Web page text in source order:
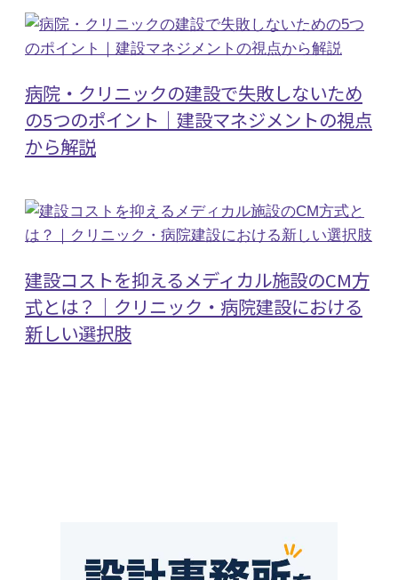
病院・クリニックの建設で失敗しないため
の5つのポイント｜建設マネジメントの視点
から解説
建設コストを抑えるメディカル施設のCM方
式とは？｜クリニック・病院建設における
新しい選択肢